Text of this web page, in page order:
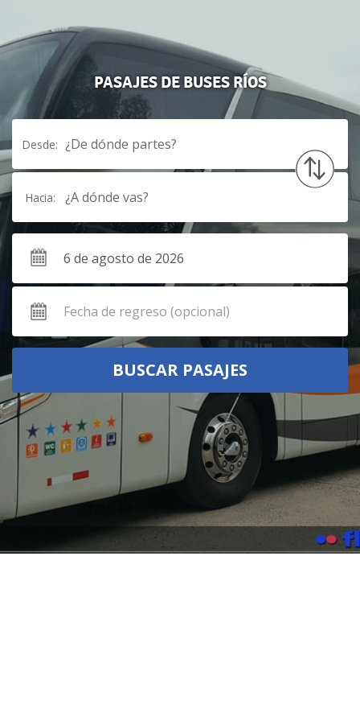
PASAJES DE BUSES RÍOS
Desde: ¿De dónde partes?
Hacia: ¿A dónde vas?
BUSCAR PASAJES